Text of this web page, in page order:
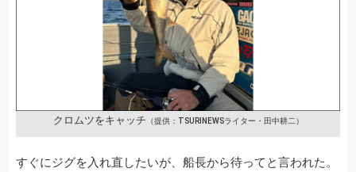
クロムツをキャッチ （提供：TSURINEWSライター・田中耕二）
すぐにジグを入れ直したいが、船長から待ってと言われた。